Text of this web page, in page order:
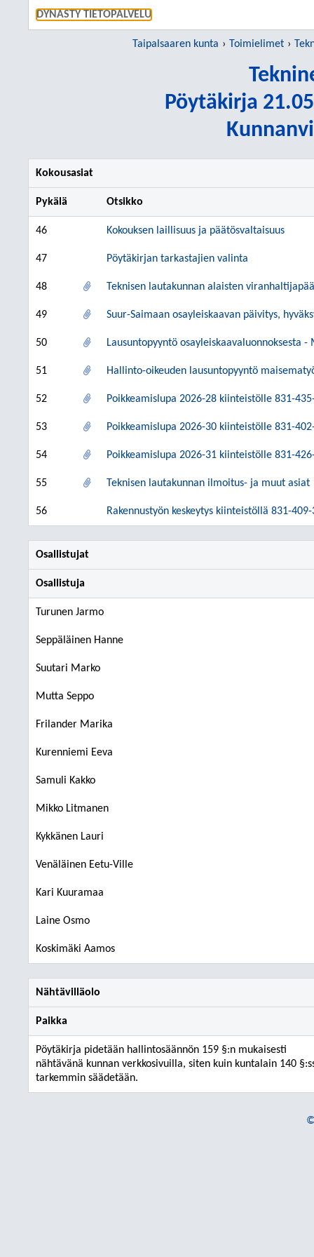
DYNASTY TIETOPALVELU
Taipalsaaren kunta Toimielimet
Pöytäkirja
Kokousasiat
Pykälä Otsikko
46 Kokouksen laillisuus ja päätösvaltaisuus
47 Pöytäkirjan tarkastajien valinta
48 Teknisen lautakunnan alaisten
49 Suur-Saimaan osayleiskaavan päivitys,
50 Lausuntopyyntö osayleiskaavaluonnoksesta
51 Hallinto-oikeuden lausuntopyyntö
52 Poikkeamislupa 2026-28 kiinteistölle 831-
53 Poikkeamislupa 2026-30 kiinteistölle 831-
54 Poikkeamislupa 2026-31 kiinteistölle 831-
55 Teknisen lautakunnan ilmoitus- ja muut asiat
56 Rakennustyön keskeytys kiinteistöllä 831-
Osallistujat
Osallistuja
Turunen Jarmo
Seppäläinen Hanne
Suutari Marko
Mutta Seppo
Frilander Marika
Kurenniemi Eeva
Samuli Kakko
Mikko Litmanen
Kykkänen Lauri
Venäläinen Eetu-Ville
Kari Kuuramaa
Laine Osmo
Koskimäki Aamos
Nähtävilläolo
Paikka
Pöytäkirja pidetään hallintosäännön 159 §:n mukaisesti
nähtävänä kunnan verkkosivuilla, siten kuin kuntalain 140
tarkemmin säädetään.